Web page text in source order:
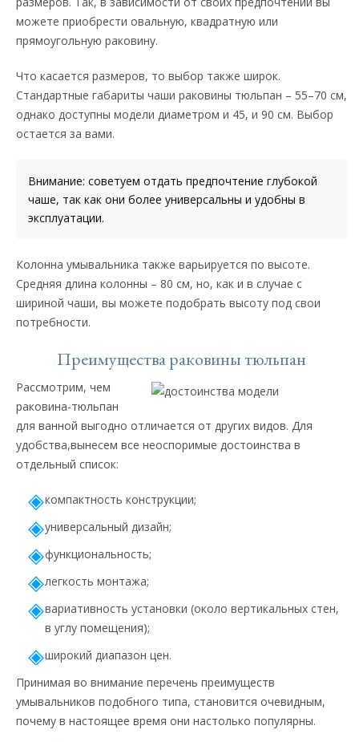
можете приобрести овальную, квадратную или
прямоугольную раковину.
Что касается размеров, то выбор также широк.
Стандартные габариты чаши раковины тюльпан – 55–70 см,
однако доступны модели диаметром и 45, и 90 см. Выбор
остается за вами.
Внимание: советуем отдать предпочтение глубокой
чаше, так как они более универсальны и удобны в
эксплуатации.
Колонна умывальника также варьируется по высоте.
Средняя длина колонны – 80 см, но, как и в случае с
шириной чаши, вы можете подобрать высоту под свои
потребности.
Преимущества раковины тюльпан
Рассмотрим, чем
раковина-тюльпан
для ванной выгодно отличается от других видов. Для
удобства,вынесем все неоспоримые достоинства в
отдельный список:
компактность конструкции;
универсальный дизайн;
функциональность;
легкость монтажа;
вариативность установки (около вертикальных стен,
в углу помещения);
широкий диапазон цен.
Принимая во внимание перечень преимуществ
умывальников подобного типа, становится очевидным,
почему в настоящее время они настолько популярны.